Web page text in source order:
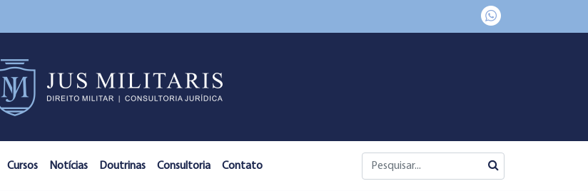
Cursos Notícias Doutrinas Consultoria Contato